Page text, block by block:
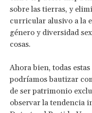
sobre las tierras, y
curricular alusivo a la
género y diversidad
cosas.
Ahora bien, todas
podríamos bautizar
de ser patrimonio
observar la tendencia